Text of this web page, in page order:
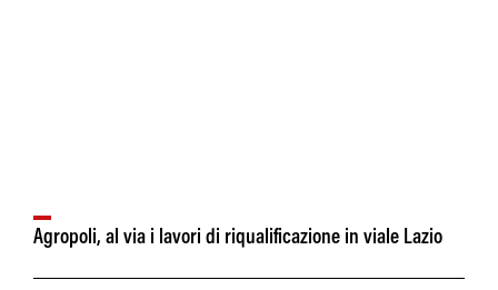
Agropoli, al via i lavori di riqualificazione in viale Lazio